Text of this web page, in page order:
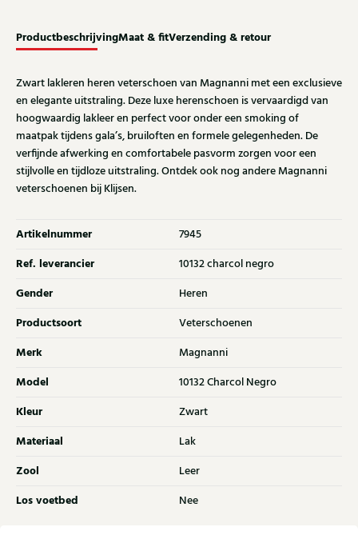
ProductbeschrijvingMaat & fitVerzending & retour
Zwart lakleren heren veterschoen van Magnanni met een exclusieve
en elegante uitstraling. Deze luxe herenschoen is vervaardigd van
hoogwaardig lakleer en perfect voor onder een smoking of
maatpak tijdens gala’s, bruiloften en formele gelegenheden. De
verfijnde afwerking en comfortabele pasvorm zorgen voor een
stijlvolle en tijdloze uitstraling. Ontdek ook nog andere Magnanni
veterschoenen bij Klijsen.
Artikelnummer 7945
Ref. leverancier 10132 charcol negro
Gender Heren
Productsoort Veterschoenen
Merk Magnanni
Model 10132 Charcol Negro
Kleur Zwart
Materiaal Lak
Zool Leer
Los voetbed Nee